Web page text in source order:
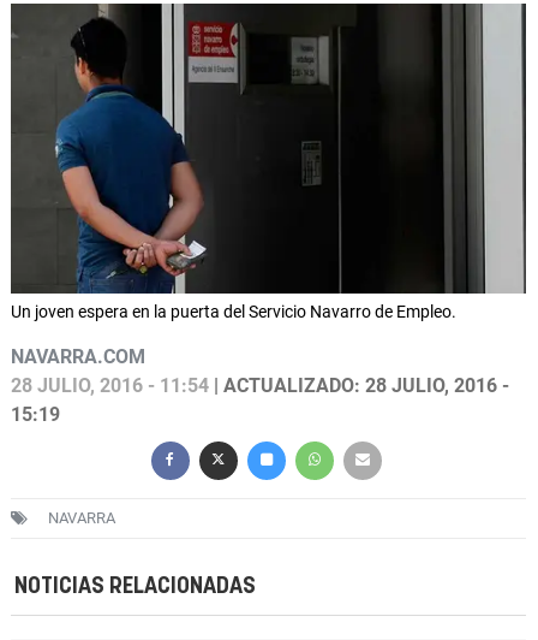
Un joven espera en la puerta del Servicio Navarro de Empleo.
NAVARRA.COM
28 JULIO, 2016 - 11:54 | ACTUALIZADO: 28 JULIO, 2016 -
15:19
NAVARRA
NOTICIAS RELACIONADAS